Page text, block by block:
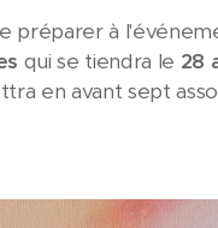
préparer à
qui se tiendra le 28
en avant sept